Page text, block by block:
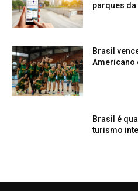
parques da
Brasil
Americano
Brasil é
turismo